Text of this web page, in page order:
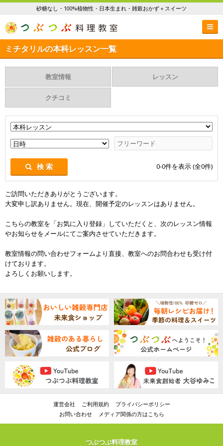
砂糖なし・100%植物性・日本生まれ・雑穀おかず＋スイーツ
ミチタリルの本科レッスン一覧
教室情報 レッスン
クチコミ
検 索 0-0件を表示 (全0件)
ご訪問いただきありがとうございます。
大変申し訳ありません。現在、開催予定のレッスンはありません。
こちらの教室を「お気に入り登録」していただくと、次のレッスン情報
やお知らせをメールにてご案内させていただきます。
教室情報の問い合わせフォームより直接、教室へのお問合わせも受け付
けております。
よろしくお願いします。
運営会社 ご利用規約
プライバシーポリシー
お問い合わせ
メディア関係の方はこちら
つぶつぶ料理教室